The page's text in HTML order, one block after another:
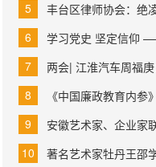
丰台区律师协会：绝凌
学习党史 坚定信仰 ——《
两会| 江淮汽车周福
《中国廉政教育内参》学
安徽艺术家、企业家联
著名艺术家牡丹王邵